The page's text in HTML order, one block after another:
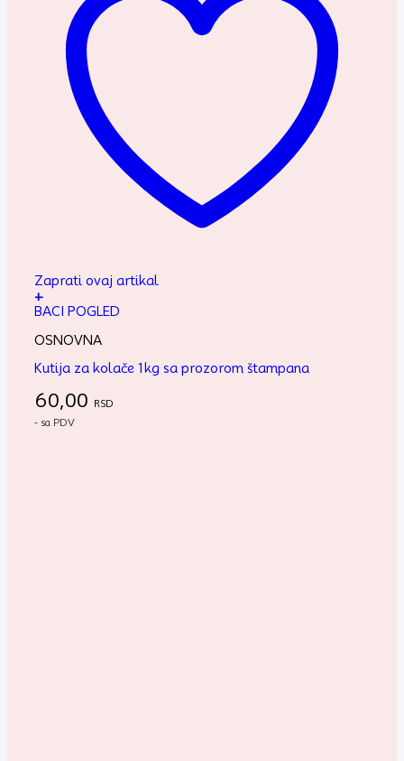
Zaprati ovaj artikal
+
BACI POGLED
OSNOVNA
Kutija za kolače 1kg sa prozorom štampana
60,00 RSD
- sa PDV